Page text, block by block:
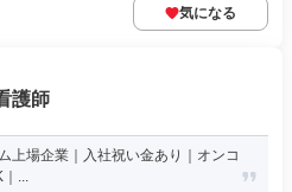
気になる
護師
上場企業｜入社祝い金あり｜オンコ
...